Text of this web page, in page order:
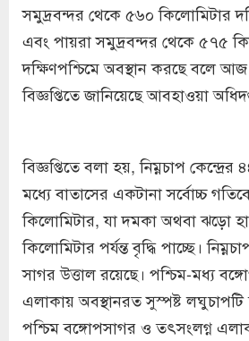
সমুদ্রবন্দর থেকে ৫৬০ কিলোমিটার
এবং পায়রা সমুদ্রবন্দর থেকে ৫৭৫
দক্ষিণপশ্চিমে অবস্থান করছে বলে
বিজ্ঞপ্তিতে জানিয়েছে আবহাওয়া
বিজ্ঞপ্তিতে বলা হয়, নিম্নচাপ
মধ্যে বাতাসের একটানা সর্বোচ্চ
কিলোমিটার, যা দমকা অথবা ঝড়ো
কিলোমিটার পর্যন্ত বৃদ্ধি পাচ্ছে।
সাগর উত্তাল রয়েছে। পশ্চিম-মধ্য
এলাকায় অবস্থানরত সুস্পষ্ট
পশ্চিম বঙ্গোপসাগর ও তৎসংলগ্ন